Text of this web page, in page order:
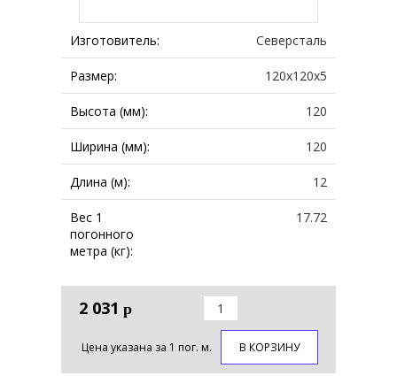
Изготовитель: Северсталь
Размер: 120х120х5
Высота (мм): 120
Ширина (мм): 120
Длина (м): 12
Вес 1
погонного
метра (кг):
17.72
2 031 р
Цена указана за 1 пог. м. В КОРЗИНУ